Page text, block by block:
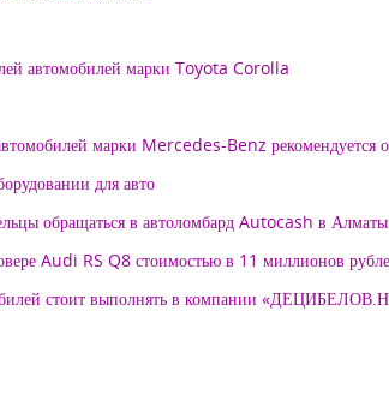
автомобилей марки Toyota Corolla
марки Mercedes-Benz
для авто
обращаться в автоломбард Autocash в Алматы
Audi RS Q8 стоимостью в 11 миллионов
стоит выполнять в компании